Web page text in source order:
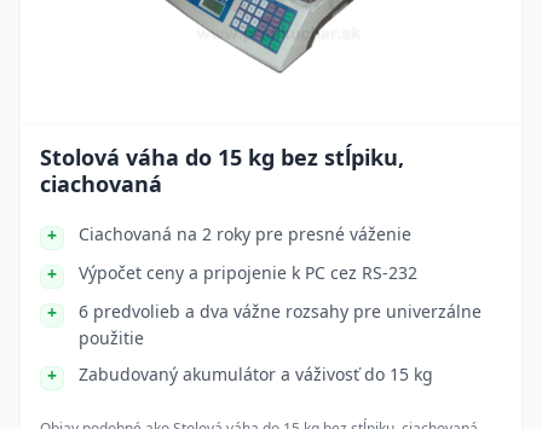
Stolová váha do 15 kg bez stĺpiku,
ciachovaná
Ciachovaná na 2 roky pre presné váženie
Výpočet ceny a pripojenie k PC cez RS-232
6 predvolieb a dva vážne rozsahy pre univerzálne
použitie
Zabudovaný akumulátor a váživosť do 15 kg